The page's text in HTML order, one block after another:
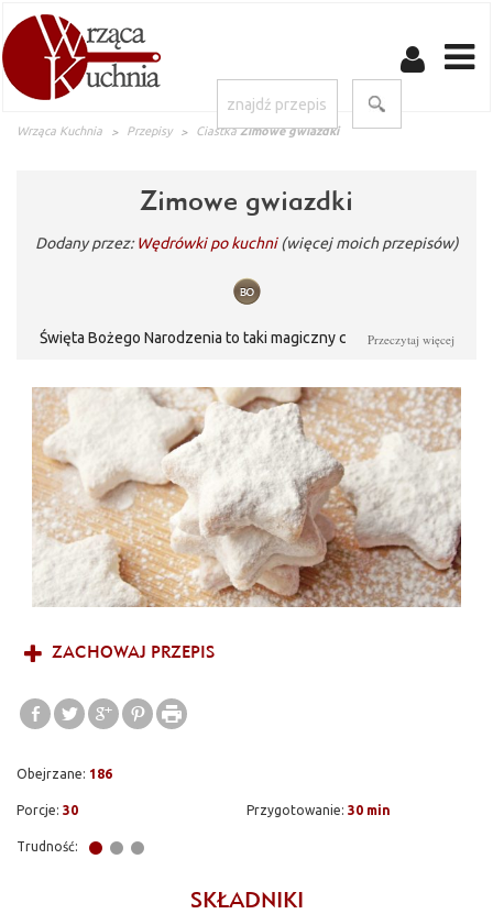
Wrząca Kuchnia Przepisy Ciastka Zimowe gwiazdki
Zimowe gwiazdki
Dodany przez:Wędrówki po kuchni (więcej moich przepisów)
Święta Bożego Narodzenia to taki magiczny czas przesycony
człowieka. Nastrój ten podkreślają przystrojone
różnokolorowymi lampkami ulice, domy i drzewa, barwne
wystawy sklepowe, kolorowe choinki. W oczekiwaniu na
pierwszy śnieg i ten magiczny dzień upiekłam kruche gwiazdki,
obtoczone białym puszkiem z cukru pudru. Cudownie umilają
nam ten przedświąteczny czas.
Przeczytaj więcej
ZACHOWAJ PRZEPIS
Obejrzane: 186
Porcje: 30 Przygotowanie: 30 min
Trudność:
SKŁADNIKI